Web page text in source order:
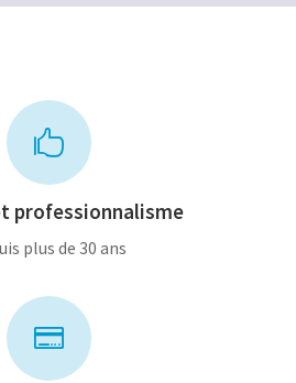

professionnalisme
plus de 30 ans
